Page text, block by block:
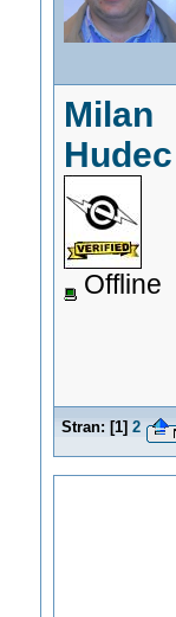
Milan
Hudec
Offline
Stran: [1] 2